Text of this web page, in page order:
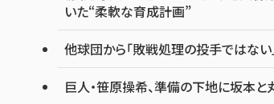
いた“柔軟な育成計画”
他球団から「敗戦処理の投手ではない
巨人・笹原操希、準備の下地に坂本